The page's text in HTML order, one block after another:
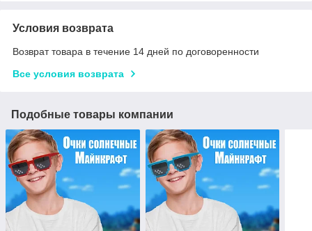
Условия возврата
Возврат товара в течение 14 дней по договоренности
Все условия возврата
Подобные товары компании